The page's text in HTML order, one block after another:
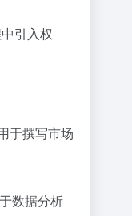
引入权
于撰写市场
数据分析